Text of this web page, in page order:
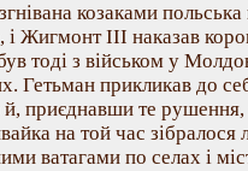
козаками
і Жигмонт III наказав
тоді з військом у
Гетьман прикликав до
приєднавши те
на той час
ватагами по селах і